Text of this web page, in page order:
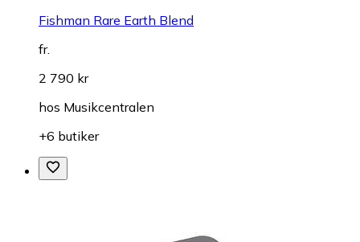
Fishman Rare Earth Blend
fr.
2 790 kr
hos Musikcentralen
+6 butiker